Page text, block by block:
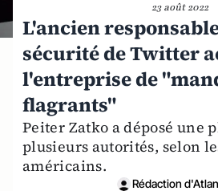
23 août 2022
L'ancien
sécurité de Twitter
l'entreprise de
flagrants"
Peiter Zatko a déposé une
plusieurs autorités, selon
américains.
Rédaction